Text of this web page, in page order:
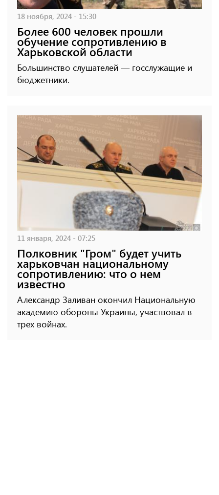
18 ноября, 2024 - 15:30
Более 600 человек прошли
обучение сопротивлению в
Харьковской области
Большинство слушателей — госслужащие и
бюджетники.
11 января, 2024 - 07:25
Полковник "Гром" будет учить
харьковчан национальному
сопротивлению: что о нем
известно
Александр Заливан окончил Национальную
академию обороны Украины, участвовал в
трех войнах.